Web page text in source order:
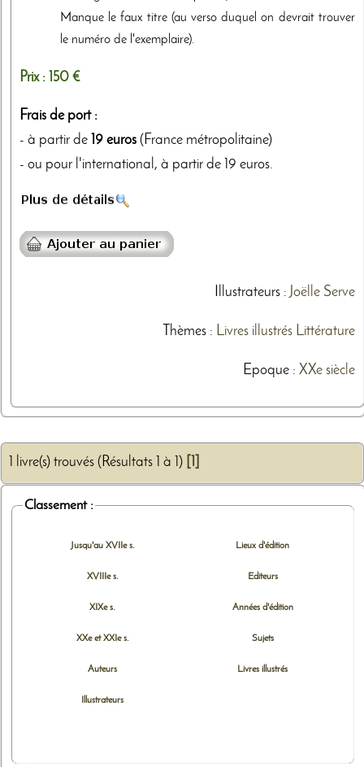
Manque le faux titre (au verso duquel on devrait trouver
le numéro de l'exemplaire).
Prix : 150 €
Frais de port :
- à partir de 19 euros (France métropolitaine)
- ou pour l'international, à partir de 19 euros.
Illustrateurs: Joëlle Serve
Thèmes: Livres illustrés Littérature
Epoque : XXe siècle
1 livre(s) trouvés (Résultats 1 à 1)
Classement :
Jusqu'au XVIIe s.
XVIIIe s.
XIXe s.
XXe et XXIe s.
Auteurs
Illustrateurs
Lieux d'édition
Editeurs
Années d'édition
Sujets
Livres illustrés